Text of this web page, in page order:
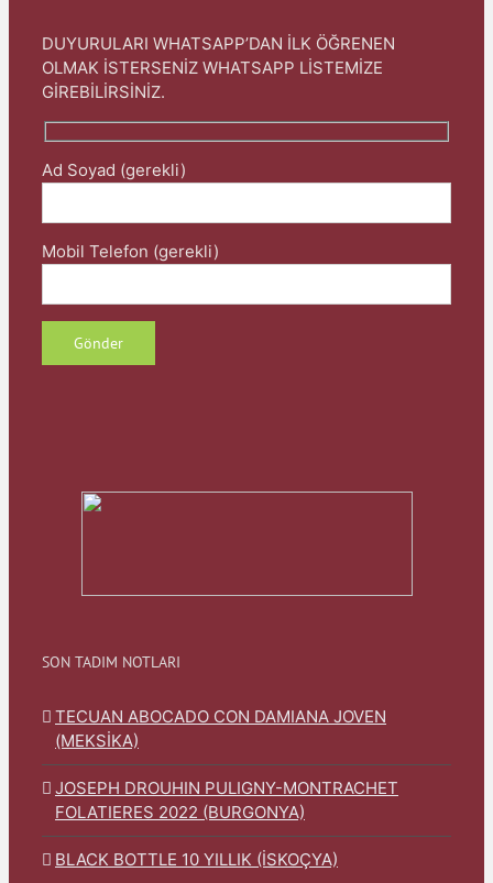
DUYURULARI WHATSAPP’DAN İLK ÖĞRENEN
OLMAK İSTERSENİZ WHATSAPP LİSTEMİZE
GİREBİLİRSİNİZ.
Ad Soyad (gerekli)
Mobil Telefon (gerekli)
SON TADIM NOTLARI
TECUAN ABOCADO CON DAMIANA JOVEN
(MEKSİKA)
JOSEPH DROUHIN PULIGNY-MONTRACHET
FOLATIERES 2022 (BURGONYA)
BLACK BOTTLE 10 YILLIK (İSKOÇYA)